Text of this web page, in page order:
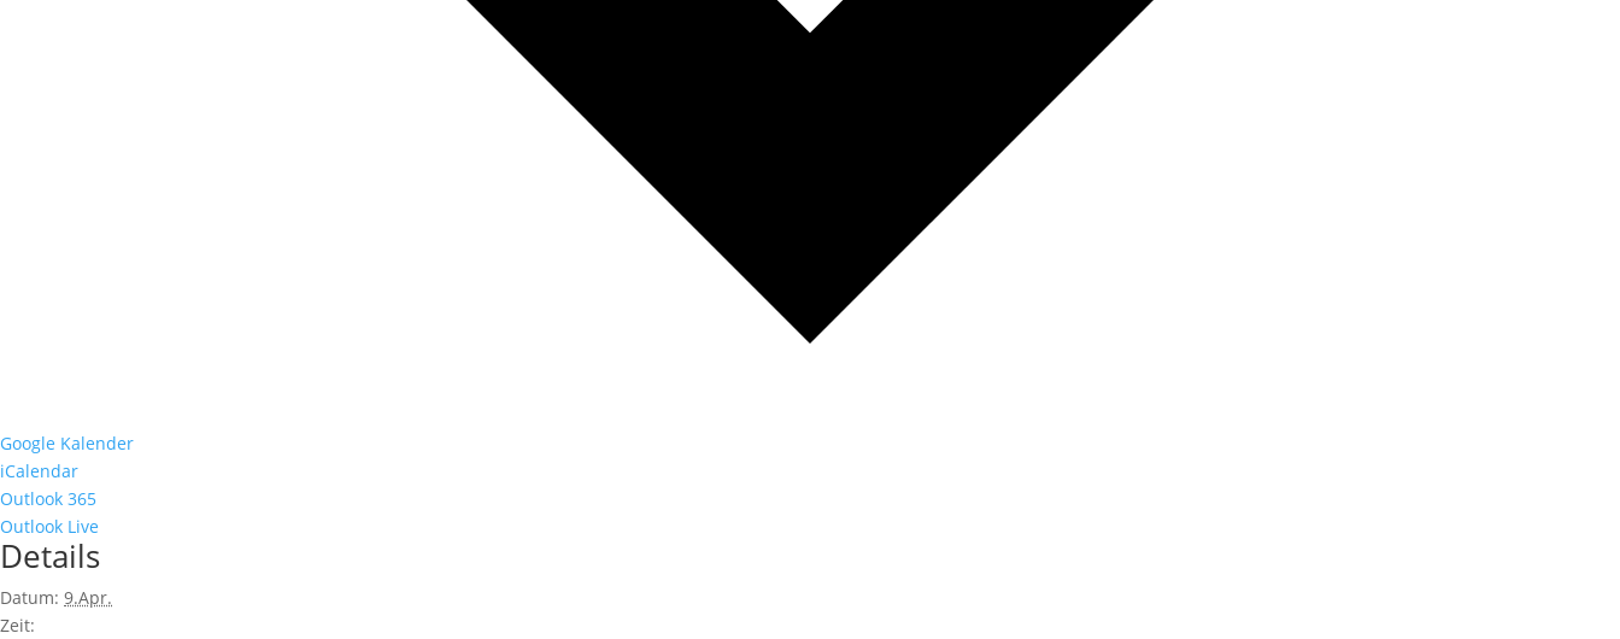
Google Kalender
iCalendar
Outlook 365
Outlook Live
Details
Datum: 9.Apr.
Zeit: